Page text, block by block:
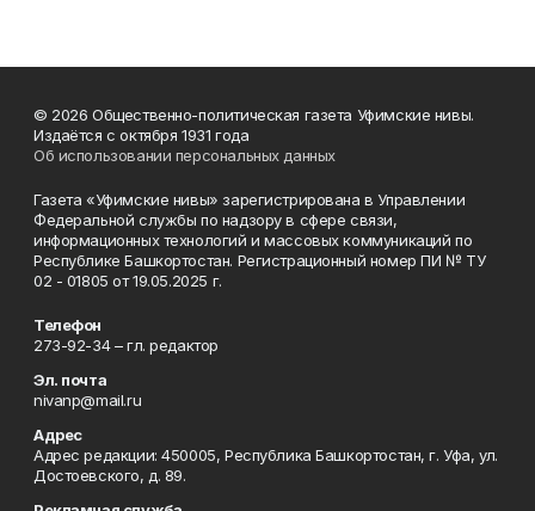
© 2026 Общественно-политическая газета Уфимские нивы.
Издаётся с октября 1931 года
Об использовании персональных данных
Газета «Уфимские нивы» зарегистрирована в Управлении
Федеральной службы по надзору в сфере связи,
информационных технологий и массовых коммуникаций по
Республике Башкортостан. Регистрационный номер ПИ № ТУ
02 - 01805 от 19.05.2025 г.
Телефон
273-92-34 – гл. редактор
Эл. почта
nivanp@mail.ru
Адрес
Адрес редакции: 450005, Республика Башкортостан, г. Уфа, ул.
Достоевского, д. 89.